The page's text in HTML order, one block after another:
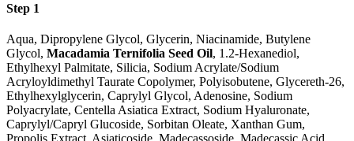
Step 1
Aqua, Dipropylene Glycol, Glycerin, Niacinamide, Butylene
Glycol, Macadamia Ternifolia Seed Oil, 1.2-Hexanediol,
Ethylhexyl Palmitate, Silicia, Sodium Acrylate/Sodium
Acryloyldimethyl Taurate Copolymer, Polyisobutene, Glycereth-26,
Ethylhexylglycerin, Caprylyl Glycol, Adenosine, Sodium
Polyacrylate, Centella Asiatica Extract, Sodium Hyaluronate,
Caprylyl/Capryl Glucoside, Sorbitan Oleate, Xanthan Gum,